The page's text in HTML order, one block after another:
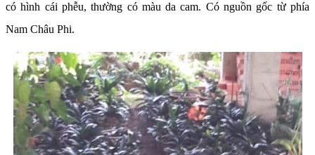
có hình cái phễu, thường có màu da cam. Có nguồn gốc từ phía
Nam Châu Phi.